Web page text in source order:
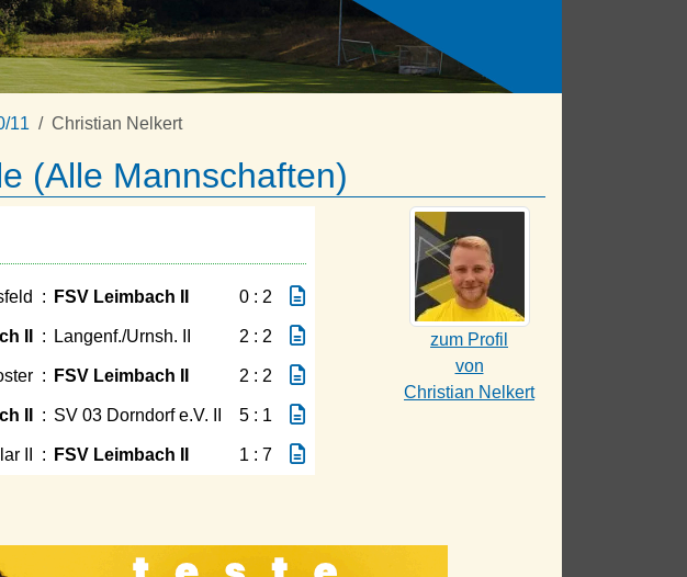
11 Christian Nelkert
(Alle Mannschaften)
zum Profil
von
Christian Nelkert
: FSV Leimbach II 0 : 2
II : Langenf./Urnsh. II 2 : 2
: FSV Leimbach II 2 : 2
II : SV 03 Dorndorf e.V. II 5 : 1
II : FSV Leimbach II 1 : 7